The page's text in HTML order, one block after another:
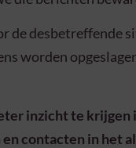
de
worden
inzicht te
contacten in het